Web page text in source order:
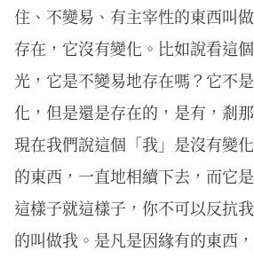
住、不變易、有主宰性的東西叫
存在，它沒有變化。比如說看這
光，它是不變易地存在嗎？它不
化，但是還是存在的，是有，剎
現在我們說這個「我」是沒有變
的東西，一直地相續下去，而它
這樣子就這樣子，你不可以反抗
的叫做我。是凡是因緣有的東西